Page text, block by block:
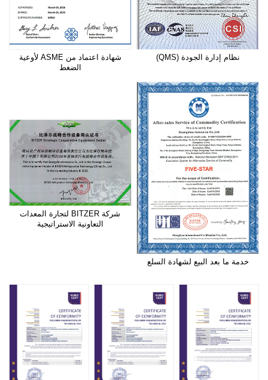
نظام إدارة الجودة (QMS)
شهادة اعتماد من ASME لأوعية
الضغط
خدمة ما بعد البيع لشهادة السلع
شركة BITZER لتجارة المعدات
التعاونية الاستراتيجية